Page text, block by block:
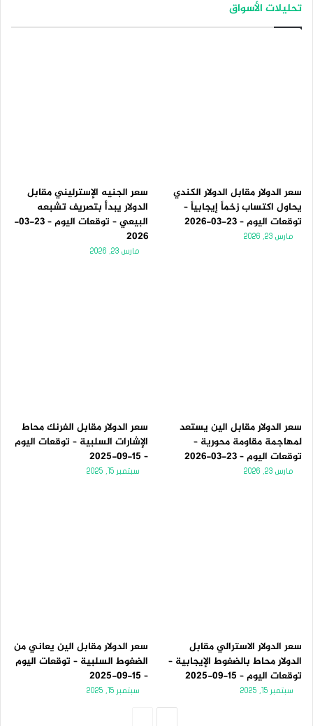
تحليلات الأسواق
سعر الدولار مقابل الدولار الكندي
يحاول اكتساب زخماً إيجابياً –
توقعات اليوم – 23-03-2026
مارس 23, 2026
سعر الجنيه الإسترليني مقابل
الدولار يبدأ بتصريف تشبعه
البيعي – توقعات اليوم – 23-03-
2026
مارس 23, 2026
سعر الدولار مقابل الين يستعد
لمهاجمة مقاومة محورية –
توقعات اليوم – 23-03-2026
مارس 23, 2026
سعر الدولار مقابل الفرنك محاط
الإشارات السلبية – توقعات اليوم
– 15-09-2025
سبتمبر 15, 2025
سعر الدولار الاسترالي مقابل
الدولار محاط بالضغوط الإيجابية –
توقعات اليوم – 15-09-2025
سبتمبر 15, 2025
سعر الدولار مقابل الين يعاني من
الضغوط السلبية – توقعات اليوم
– 15-09-2025
سبتمبر 15, 2025